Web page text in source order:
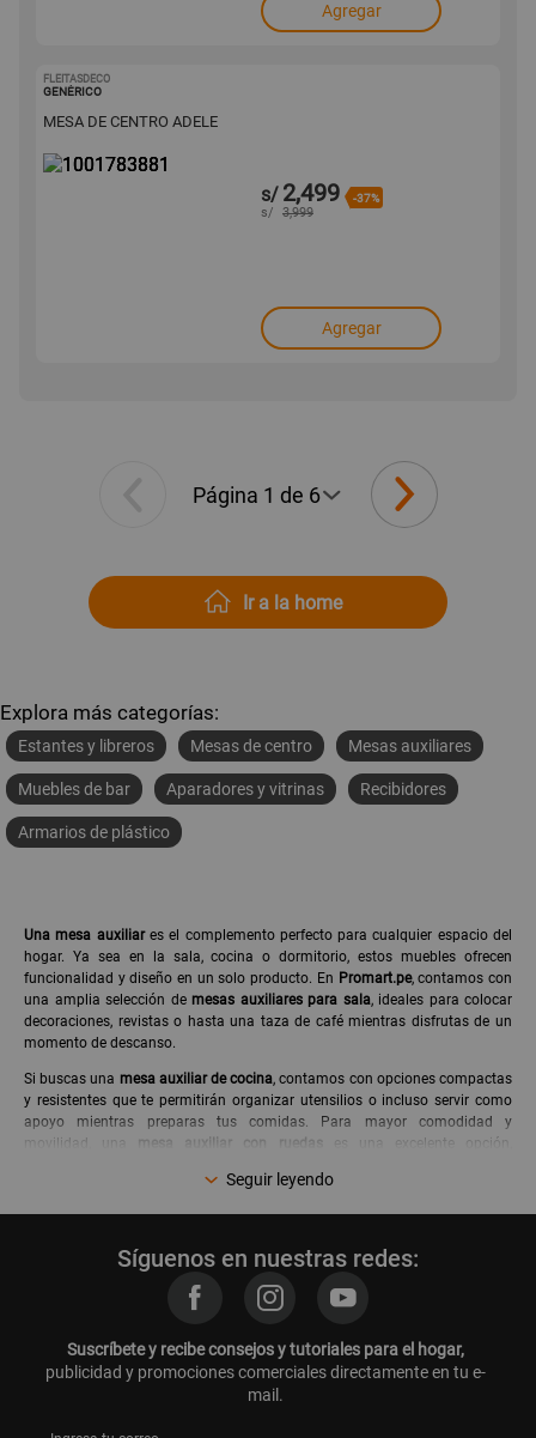
Agregar
FLEITASDECO
GENÉRICO
MESA DE CENTRO ADELE
s/ 2,499 -37%
s/ 3,999
Agregar
Ir a la home
Explora más categorías:
Estantes y libreros Mesas de centro Mesas auxiliares
Muebles de bar Aparadores y vitrinas Recibidores
Armarios de plástico
Una mesa auxiliares el complemento perfecto para cualquier espacio del
hogar. Ya sea en la sala, cocina o dormitorio, estos muebles ofrecen
funcionalidad y diseño en un solo producto. En Promart.pe, contamos con
una amplia selección de mesas auxiliares para sala, ideales para colocar
decoraciones, revistas o hasta una taza de café mientras disfrutas de un
momento de descanso.
Si buscas una mesa auxiliar de cocina, contamos con opciones compactas
y resistentes que te permitirán organizar utensilios o incluso servir como
apoyo mientras preparas tus comidas. Para mayor comodidad y
movilidad, una mesa auxiliar con ruedas es una excelente opción,
estilos minimalistas o industriales.
trabajamos con marcas reconocidas y ofrecemos modelos
categoría y encuentra lamesa auxiliar perfecta para tu hogar.¡Compra
fácilmente online con envío a todo Perú!
¿Cuál es la función de una mesa auxiliar?
Seguir leyendo
Síguenos en nuestras redes:
Suscríbete y recibe consejos y tutoriales para el hogar,
publicidad y promociones comerciales directamente en tu e-
mail.